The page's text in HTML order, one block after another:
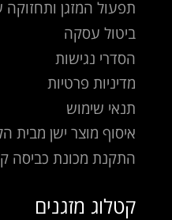
תפעול המזגן
ביטול עסקה
הסדרי נגישות
מדיניות פרטיות
תנאי שימוש
איסוף מוצר ישן מבית
התקנת מכונת כביסה
קטלוג מזגנים